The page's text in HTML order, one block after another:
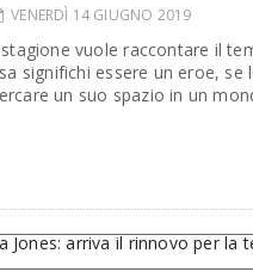
VENERDÌ 14 GIUGNO 2019
vuole raccontare il
significhi essere un eroe, se
un suo spazio in un